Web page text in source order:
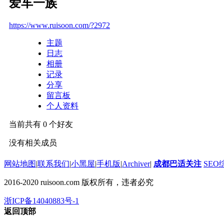
爱车一族
https://www.ruisoon.com/?2972
主题
日志
相册
记录
分享
留言板
个人资料
当前共有 0 个好友
没有相关成员
网站地图|联系我们|小黑屋|手机版|Archiver| 成都巴适关注 SEO
2016-2020 ruisoon.com 版权所有，违者必究
浙ICP备14040883号-1
返回顶部